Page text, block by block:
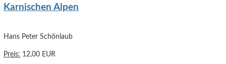
Karnischen Alpen
Hans Peter Schönlaub
Preis: 12,00 EUR